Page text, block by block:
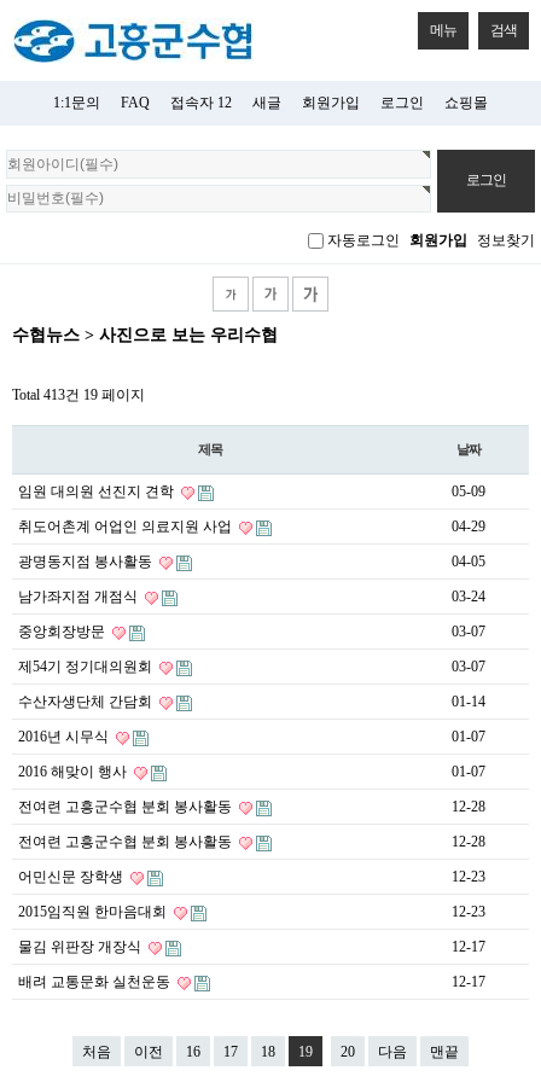
메뉴 검색
1:1문의 FAQ 접속자 12 새글 회원가입 로그인 쇼핑몰
회
원
로
자동로그인 회원가입 정보찾기
수협뉴스 > 사진으로 보는 우리수협
Total 413건 19 페이지
제목 날짜
임원 대의원 선진지 견학 05-09
취도어촌계 어업인 의료지원 사업 04-29
광명동지점 봉사활동 04-05
남가좌지점 개점식 03-24
중앙회장방문 03-07
제54기 정기대의원회 03-07
수산자생단체 간담회 01-14
2016년 시무식 01-07
2016 해맞이 행사 01-07
전여련 고흥군수협 분회 봉사활동 12-28
전여련 고흥군수협 분회 봉사활동 12-28
어민신문 장학생 12-23
2015임직원 한마음대회 12-23
물김 위판장 개장식 12-17
배려 교통문화 실천운동 12-17
처음 이전 16 17 18 19 20 다음 맨끝